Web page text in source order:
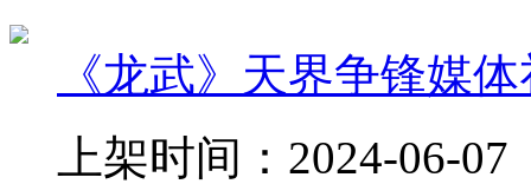
《龙武》天界争锋媒
上架时间：2024-06-07